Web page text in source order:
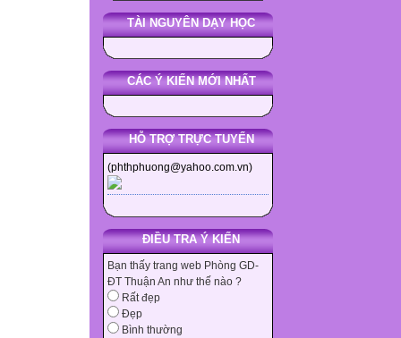
TÀI NGUYÊN DẠY HỌC
CÁC Ý KIẾN MỚI NHẤT
HỖ TRỢ TRỰC TUYẾN
(phthphuong@yahoo.com.vn)
ĐIỀU TRA Ý KIẾN
Bạn thấy trang web Phòng GD-
ĐT Thuận An như thế nào ?
Rất đẹp
Đẹp
Bình thường